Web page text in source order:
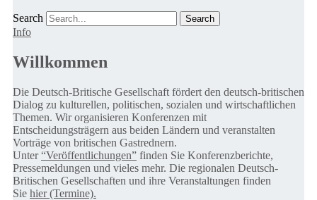
Search
Info
Willkommen
Die Deutsch-Britische Gesellschaft fördert den deutsch-britischen
Dialog zu kulturellen, politischen, sozialen und wirtschaftlichen
Themen. Wir organisieren Konferenzen mit
Entscheidungsträgern aus beiden Ländern und veranstalten
Vorträge von britischen Gastrednern.
Unter“Veröffentlichungen” finden Sie Konferenzberichte,
Pressemeldungen und vieles mehr. Die regionalen Deutsch-
Britischen Gesellschaften und ihre Veranstaltungen finden
Sie hier (Termine).